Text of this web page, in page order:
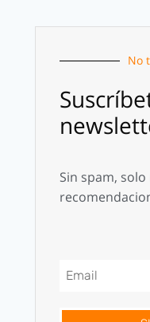
No
Sin spam,